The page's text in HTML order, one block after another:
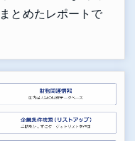
とめたレポートで